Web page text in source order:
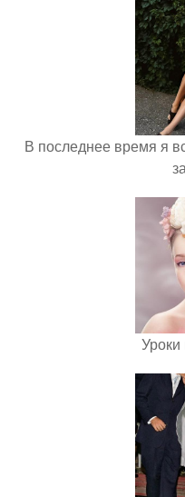
В последнее время я